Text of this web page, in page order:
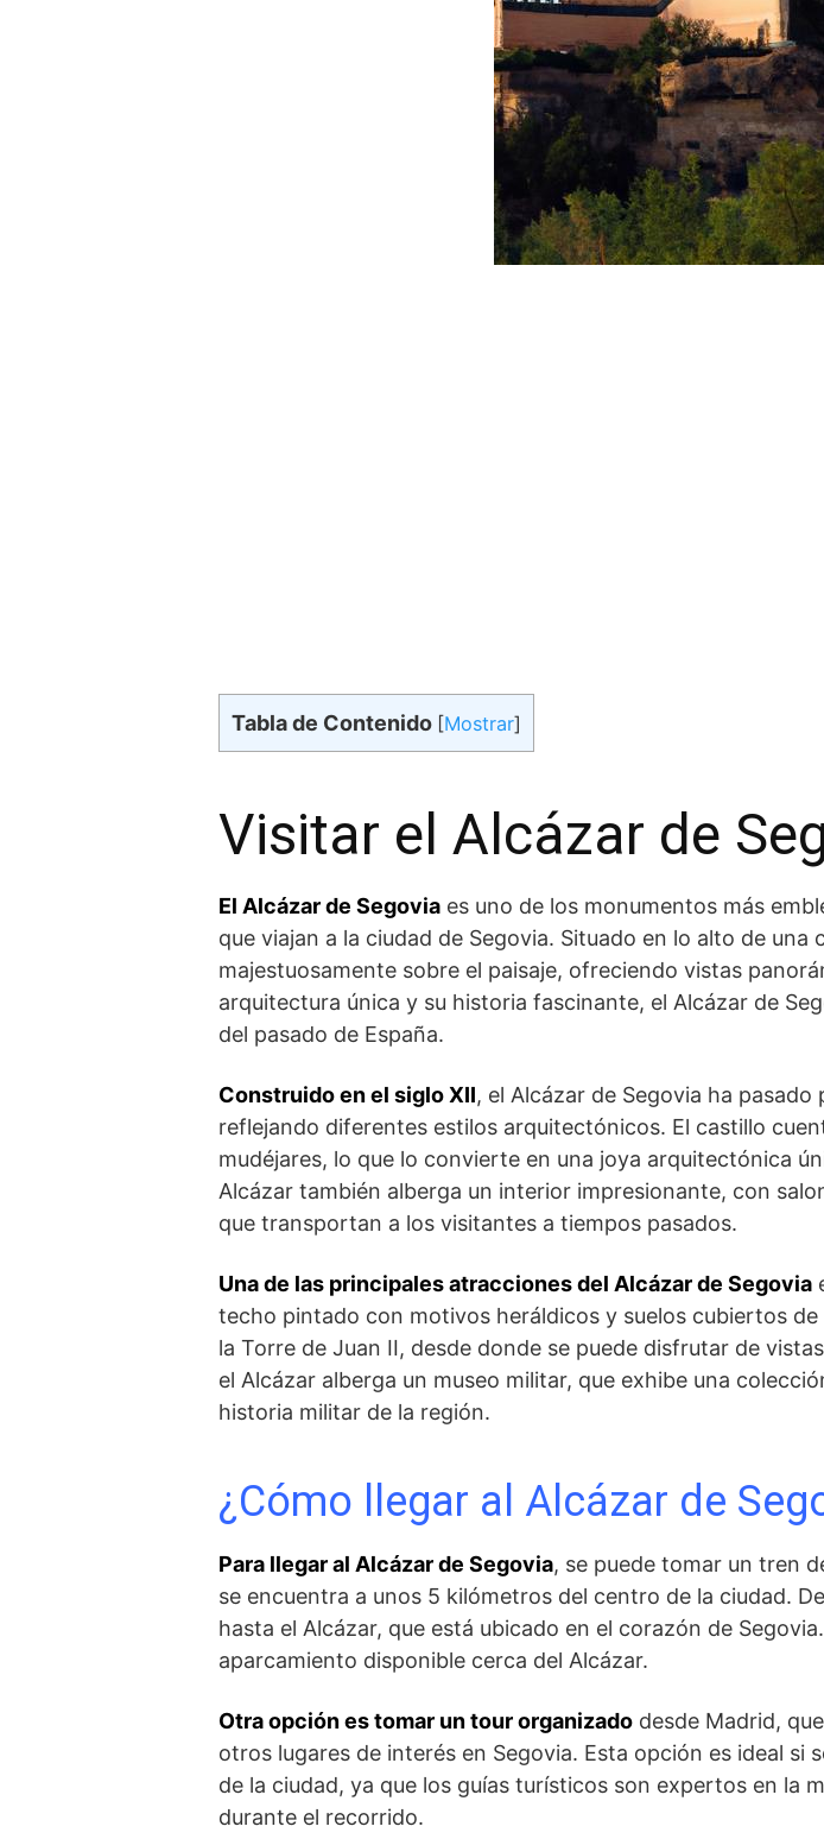
Tabla de Contenido [Mostrar]
Visitar el Alcázar de
El Alcázar de Segovia es uno‌ de los monumentos más
que ‌viajan a la ciudad de Segovia. Situado en⁣ lo alto de
majestuosamente sobre el paisaje, ofreciendo vistas
arquitectura ⁣única y su historia fascinante, el Alcázar ⁢de
del pasado de España.
Construido en el siglo XII, el Alcázar⁣ de Segovia ha
reflejando diferentes estilos arquitectónicos. El castillo
mudéjares, ⁤lo ‍que lo convierte​ en una joya arquitectónica⁤
Alcázar también alberga un⁤ interior impresionante, con
que transportan a los visitantes a tiempos pasados.
Una de las principales atracciones del Alcázar de Segovia
techo ‌pintado con motivos heráldicos‌ y suelos cubiertos
la Torre de Juan II, desde donde se puede disfrutar de
el Alcázar alberga un museo militar, que exhibe una
historia militar de la región.
¿Cómo llegar al Alcázar de
Para llegar al Alcázar ⁣de Segovia, se puede tomar‍ un tren
se encuentra a unos 5 kilómetros del centro de la ciudad.⁢
hasta el Alcázar, que está ⁣ubicado‍ en el ‌corazón ‍de
aparcamiento disponible cerca del Alcázar.
Otra opción es tomar un tour organizado ⁤desde Madrid,
otros lugares de interés en Segovia. Esta⁤ opción⁣ es ideal
de la ciudad, ya que los ⁤guías turísticos⁤ son expertos en
durante el‌ recorrido.